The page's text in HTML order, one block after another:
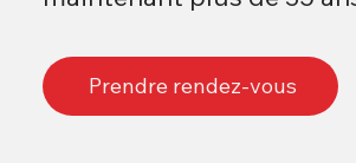
Prendre rendez-vous